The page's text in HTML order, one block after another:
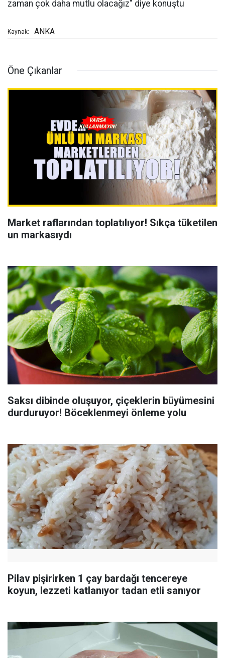
zaman çok daha mutlu olacağız" diye konuştu
Kaynak: ANKA
Öne Çıkanlar
Market raflarından toplatılıyor! Sıkça tüketilen
un markasıydı
Saksı dibinde oluşuyor, çiçeklerin büyümesini
durduruyor! Böceklenmeyi önleme yolu
Pilav pişirirken 1 çay bardağı tencereye
koyun, lezzeti katlanıyor tadan etli sanıyor